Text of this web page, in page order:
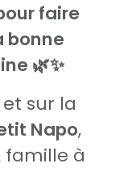
faire
bonne
🌿✨
sur la
Napo,
famille à